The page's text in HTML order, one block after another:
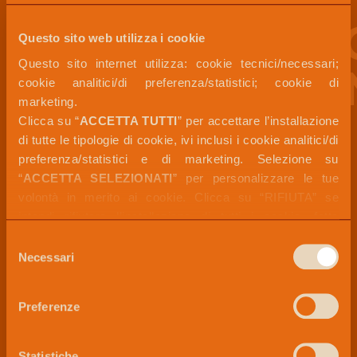
Questo sito web utilizza i cookie
Questo sito internet utilizza: cookie tecnici/necessari;
cookie analitici/di preferenza/statistici; cookie di
marketing.
Clicca su “ACCETTA TUTTI” per accettare l’installazione
di tutte le tipologie di cookie, ivi inclusi i cookie analitici/di
preferenza/statistici e di marketing. Selezione su
“ACCETTA SELEZIONATI” per personalizzare le tue
volontà in merito ai cookie. Clicca su “RIFIUTA” se
intendi rifiutare l’installazione di tutti i cookie, fatta
Per maggiori informazioni, puoi visualizzare la
COOKIE
INFORMAZIONI SUI
delNecessari
Preferenze
LATTE
I prodotti Paluani hanno
una sofficità e leggerezza
uniche. Questo perché
usiamo latte fresco nella
garantire un prodotto
finale di alta qualità.
Il latte fresco infatti